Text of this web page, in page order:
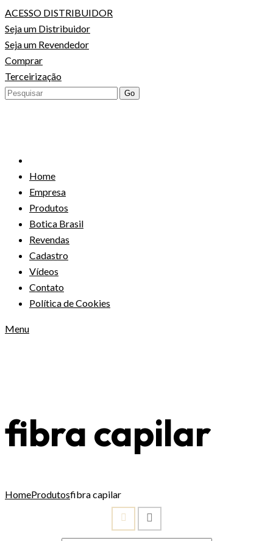
Skip
to
content
ACESSO DISTRIBUIDOR
Seja um Distribuidor
Seja um Revendedor
Comprar
Terceirização
Home
Empresa
Produtos
Botica Brasil
Revendas
Cadastro
Vídeos
Contato
Política de Cookies
Menu
fibra capilar
HomeProdutosfibra capilar